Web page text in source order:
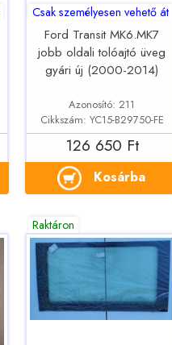
Csak személyesen vehető át
Ford Transit MK6.MK7
jobb oldali tolóajtó üveg
gyári új (2000-2014)
Azonosító: 211
Cikkszám: YC15-B29750-FE
126 650 Ft
Kosárba
Raktáron